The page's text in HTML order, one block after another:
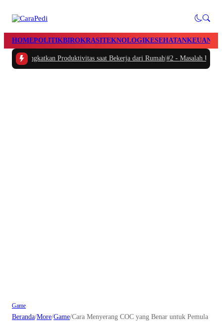
HOMEPOLITIKBIROKRASITEKNOLOGIKESEHATAN
Meningkatkan Produktivitas saat Bekerja dari Rumah|#2 -Masalah Utama
Game
Beranda/More/Game/Cara Menyerang COC yang Benar untuk Pemula